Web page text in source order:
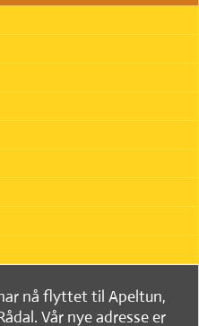
nå flyttet til Apeltun,
Vår nye adresse er